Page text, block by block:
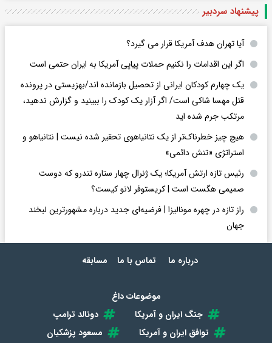
پیشنهاد سردبیر
آیا تهران هدف آمریکا قرار می گیرد؟
اگر این اقدامات را نکنیم حملات پیاپی آمریکا به ایران حتمی است
یک چهارم کودکان ایرانی از تحصیل بازمانده اند/بهزیستی در پرونده
قتل مهسا شاکی است/ اگر آزار یک کودک را ببینید و گزارش ندهید،
مرتکب جرم شده اید
هیچ چیز خطرناک‌تر از یک نتانیاهوی تحقیر شده نیست | نتانیاهو و
استراتژی «تنش دائمی»
رئیس تازه ارتش آمریکا؛ یک ژنرال چهار ستاره تندرو که دوست
صمیمی هگست است | کریستوفر لانو کیست؟
راز تازه در چهره مونالیزا | فرضیه‌ای جدید درباره مشهورترین لبخند
جهان
درباره ما تماس با ما مسابقه
موضوعات داغ
جنگ ایران و آمریکا
دونالد ترامپ
توافق ایران و آمریکا
مسعود پزشکیان